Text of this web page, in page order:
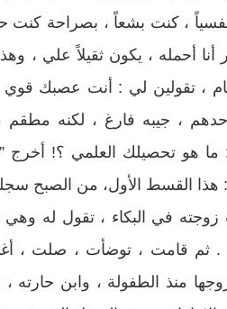
، كنت بشعاً ، بصراحة كنت
أنا أحمله ، يكون ثقيلاً علي ،
، تقولين لي : أنت عصبك
، جيبه فارغ ، لكنه
ما هو تحصيلك العلمي ؟! أخرج ”
: هذا القسط الأول، من الصبح
زوجته في البكاء ، تقول له
. ثم قامت ، توضأت ، صلت ،
منذ الطفولة ، وابن حارته ،